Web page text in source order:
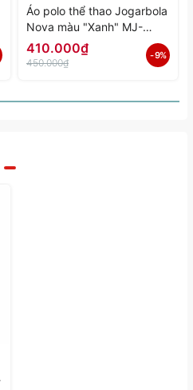
Áo polo thể thao Jogarbola
Nova màu "Xanh" MJ-
A4197-03 - Hàng Chính
Hãng
410.000₫
450.000₫
- 9%